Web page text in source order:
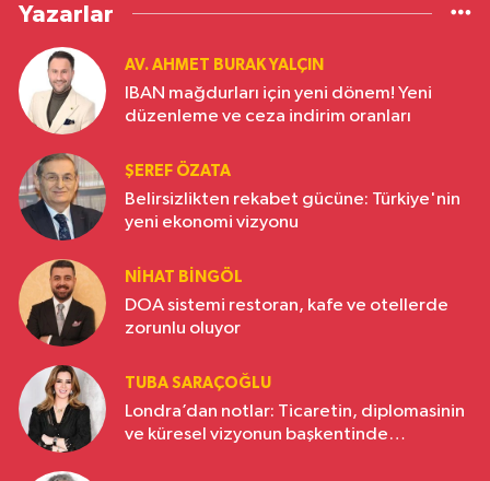
Yazarlar
AV. AHMET BURAK YALÇIN
IBAN mağdurları için yeni dönem! Yeni
düzenleme ve ceza indirim oranları
ŞEREF ÖZATA
Belirsizlikten rekabet gücüne: Türkiye'nin
yeni ekonomi vizyonu
NIHAT BINGÖL
DOA sistemi restoran, kafe ve otellerde
zorunlu oluyor
TUBA SARAÇOĞLU
Londra’dan notlar: Ticaretin, diplomasinin
ve küresel vizyonun başkentinde